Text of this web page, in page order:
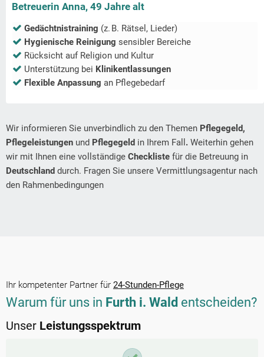
Betreuerin Anna, 49 Jahre alt
Gedächtnistraining (z. B. Rätsel, Lieder)
Hygienische Reinigung sensibler Bereiche
Rücksicht auf Religion und Kultur
Unterstützung bei Klinikentlassungen
Flexible Anpassung an Pflegebedarf
Wir informieren Sie unverbindlich zu den Themen Pflegegeld,
Pflegeleistungen und Pflegegeld in Ihrem Fall . Weiterhin gehen
wir mit Ihnen eine vollständige Checkliste für die Betreuung in
Deutschland durch. Fragen Sie unsere Vermittlungsagentur nach
den Rahmenbedingungen
Ihr kompetenter Partner für 24-Stunden-Pflege
Warum für uns in Furth i. Wald entscheiden?
Unser Leistungsspektrum